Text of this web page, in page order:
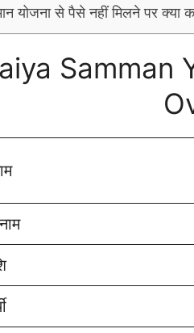
योजना से पैसे नहीं मिलने पर क्या
Samman